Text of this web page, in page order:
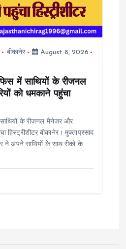
बीकानेर
August 8, 2026
में साथियों के रीजनल
को धमकाने पहुंचा
के रीजनल मैनेजर और
हिस्ट्रीशीटर बीकानेर। मुक्ताप्रसाद
ने अपने साथियों के साथ रीको के